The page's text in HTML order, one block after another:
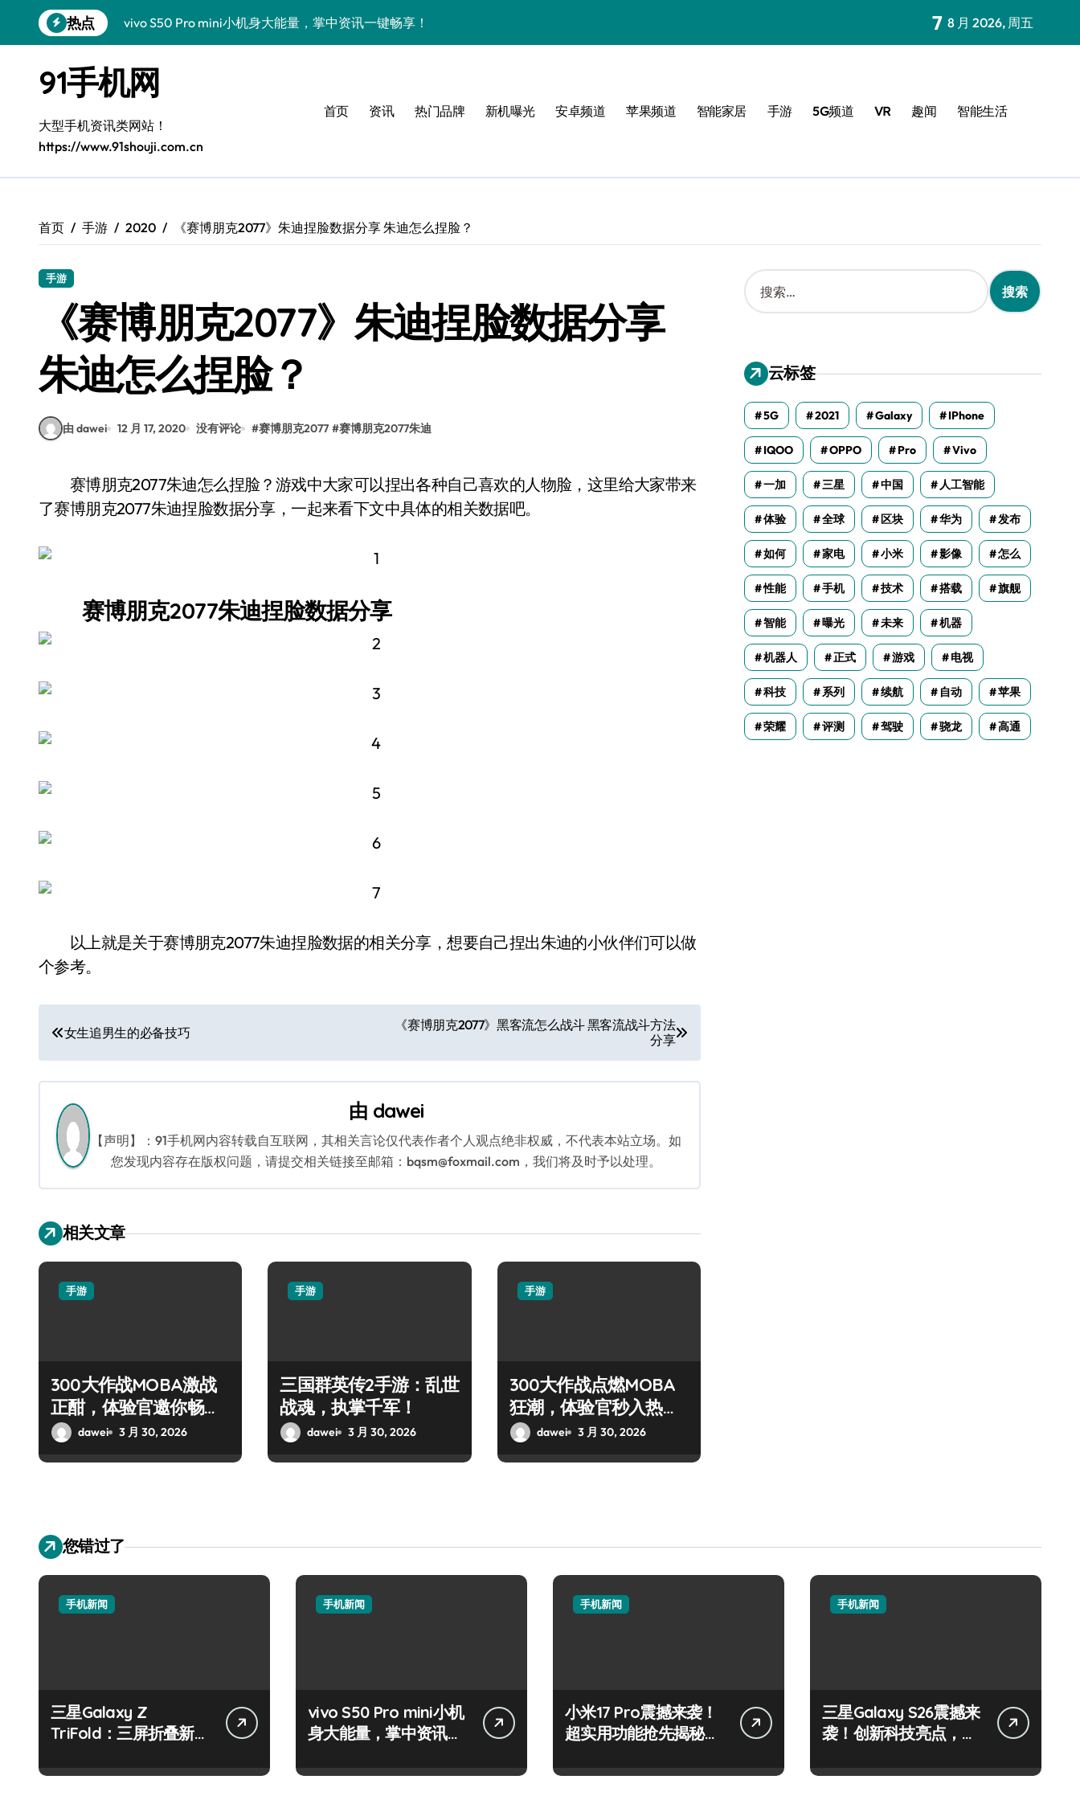
到
热点
vivo S50 Pro mini小机身大能量，掌中资讯一键畅享！
三星Galaxy S26震撼来袭！创新科技亮点，一键尽享未来！
三星Galaxy Z Fold7抢先揭秘！手机管家带你探新亮点
S25 Ultra颜值炸裂！定制主题潮翻全场
Galaxy S24+登场，解锁手机美颜新境界！
Galaxy A56 5G登场，时尚旗舰新体验！
三星Galaxy Z TriFold：三屏折叠新境界，掌中科技新体验！
7 8 月 2026, 周五
91手机网
大型手机资讯类网站！
https://www.91shouji.com.cn
首页 资讯 热门品牌 新机曝光 安卓频道 苹果频道 智能家居 手游 5G频道 VR 趣闻 智能生活
首页 手游 2020 《赛博朋克2077》朱迪捏脸数据分享 朱迪怎么捏脸？
手游
《赛博朋克2077》朱迪捏脸数据分享
朱迪怎么捏脸？
由 dawei 12 月 17, 2020 没有评论 #赛博朋克2077 #赛博朋克2077朱迪
赛博朋克2077朱迪怎么捏脸？游戏中大家可以捏出各种自己喜欢的人物脸，这里给大家带来
了赛博朋克2077朱迪捏脸数据分享，一起来看下文中具体的相关数据吧。
赛博朋克2077朱迪捏脸数据分享
以上就是关于赛博朋克2077朱迪捏脸数据的相关分享，想要自己捏出朱迪的小伙伴们可以做
个参考。
文
章
导
航
女生追男生的必备技巧
《赛博朋克2077》黑客流怎么战斗 黑客流战斗方法
分享
由 dawei
【声明】：91手机网内容转载自互联网，其相关言论仅代表作者个人观点绝非权威，不代表本站立场。如
您发现内容存在版权问题，请提交相关链接至邮箱：bqsm@foxmail.com，我们将及时予以处理。
相关文章
手游
300大作战MOBA激战
正酣，体验官邀你畅享
爽玩盛宴！
dawei 3 月 30, 2026
手游
三国群英传2手游：乱世
战魂，执掌千军！
dawei 3 月 30, 2026
手游
300大作战点燃MOBA
狂潮，体验官秒入热血
战场dawei 3 月 30, 2026
搜
索
：
云标签
5G 2021 Galaxy IPhone
IQOO OPPO Pro Vivo
一加 三星 中国 人工智能
体验 全球 区块 华为 发布
如何 家电 小米 影像 怎么
性能 手机 技术 搭载 旗舰
智能 曝光 未来 机器
机器人 正式 游戏 电视
科技 系列 续航 自动 苹果
荣耀 评测 驾驶 骁龙 高通
您错过了
手机新闻
三星Galaxy Z
TriFold：三屏折叠新境
手机新闻
vivo S50 Pro mini小机
身大能量，掌中资讯一
手机新闻
小米17 Pro震撼来袭！
超实用功能抢先揭秘，
手机新闻
三星Galaxy S26震撼来
袭！创新科技亮点，一